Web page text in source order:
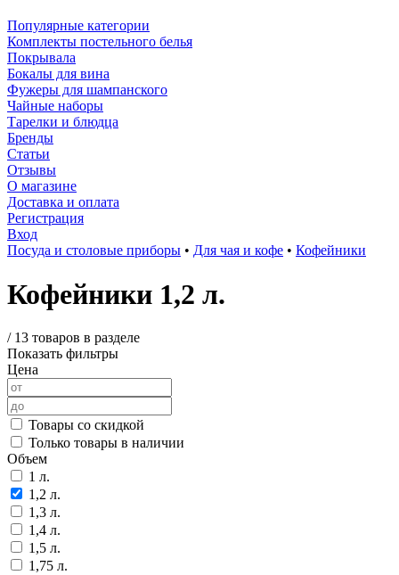
Популярные категории
Комплекты постельного белья
Покрывала
Бокалы для вина
Фужеры для шампанского
Чайные наборы
Тарелки и блюдца
Бренды
Статьи
Отзывы
О магазине
Доставка и оплата
Регистрация
Вход
Посуда и столовые приборы • Для чая и кофе • Кофейники
Кофейники 1,2 л.
/ 13 товаров в разделе
Показать фильтры
Цена
Товары со скидкой
Только товары в наличии
Объем
1 л.
1,2 л.
1,3 л.
1,4 л.
1,5 л.
1,75 л.